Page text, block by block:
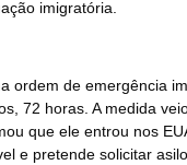
imigratória.
ordem de emergência
72 horas. A medida
que ele entrou nos
e pretende solicitar